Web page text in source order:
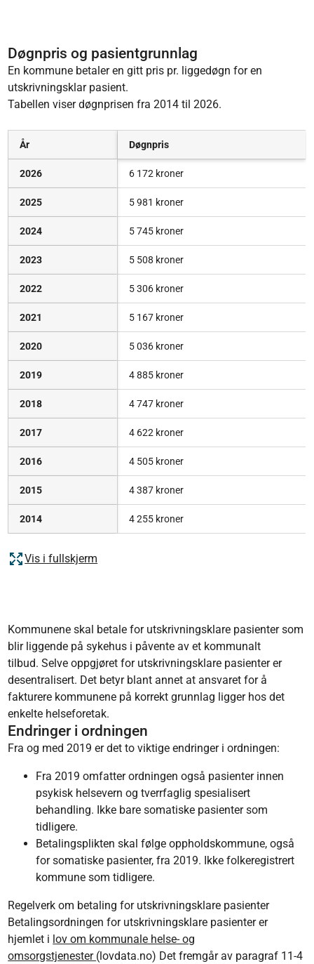
Døgnpris og pasientgrunnlag
En kommune betaler en gitt pris pr. liggedøgn for en
utskrivningsklar pasient.
Tabellen viser døgnprisen fra 2014 til 2026.
​År Døgnpris​
2026 6 172 kroner
2025 5 981 kroner
2024 5 745 kroner
2023 5 508 kroner
2022 5 306 kroner
2021 5 167 kroner
2020 5 036 kroner
​2019 ​4 885 kroner
​2018 ​4 747 kroner
​2017 ​4 622 kroner
​2016 ​4 505 kroner
​2015 ​​4 387 kroner
​2014 4 255 kroner
Vis i fullskjerm
Kommunene skal betale for utskrivningsklare pasienter som
blir liggende på sykehus i påvente av et kommunalt
tilbud. Selve oppgjøret for utskrivningsklare pasienter er
desentralisert. Det betyr blant annet at ansvaret for å
fakturere kommunene på korrekt grunnlag ligger hos det
enkelte helseforetak.
Endringer i ordningen
Fra og med 2019 er det to viktige endringer i ordningen:
Fra 2019 omfatter ordningen også pasienter innen
psykisk helsevern og tverrfaglig spesialisert
behandling. Ikke bare somatiske pasienter som
tidligere.
Betalingsplikten skal følge oppholdskommune, også
for somatiske pasienter, fra 2019. Ikke folkeregistrert
kommune som tidligere.
Regelverk om betaling for utskrivningsklare pasienter
Betalingsordningen for utskrivningsklare pasienter er
hjemlet i lov om kommunale helse- og
omsorgstjenester (lovdata.no) Det fremgår av paragraf 11-4